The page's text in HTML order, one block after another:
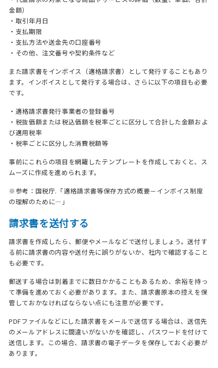
金額）
・取引年月日
・支払期限
・支払方法や送金先の口座番号
・その他、注文番号や契約条件など
また請求書をインボイス（適格請求書）として発行することもあり
ます。インボイスとして発行する場合は、さらに以下の項目も必要
です。
・適格請求書発行事業者の登録番号
・税抜価額または税込価額を税率ごとに区分して合計した金額およ
び適用税率
・税率ごとに区分した消費税額等
事前にこれらの項目を網羅したテンプレートを作成しておくと、ス
ムーズに作成を進められます。
※参考： 国税庁.「適格請求書等保存方式の概要－インボイス制度
の理解のために―」
請求書を送付する
請求書を作成したら、郵便やメールなどで送付しましょう。送付す
る前に請求書の内容や送付先に誤りがないか、社内で確認すること
も必要です。
郵送する場合は到着までに数日かかることもあるため、余裕を持っ
て準備を進めておく必要があります。また、請求書原本の控えを保
管しておかなければならない点にも注意が必要です。
PDFファイルなどにした請求書をメールで送信する場合は、送信先
のメールアドレスに間違いがないかを確認し、パスワードを付けて
送信します。この場合、請求書の電子データを保存しておく必要が
あります。